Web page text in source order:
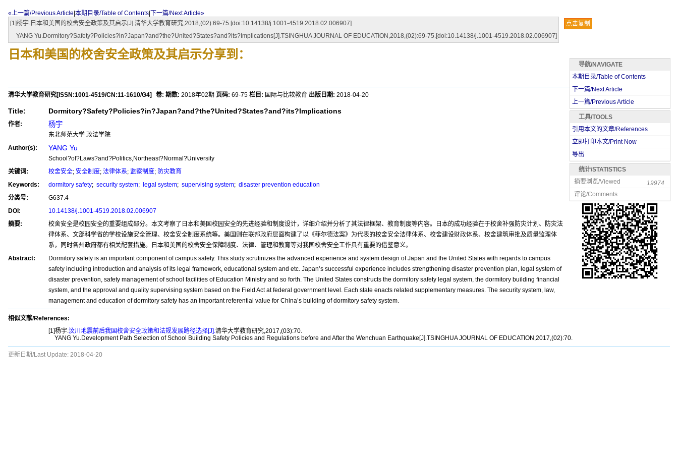
«上一篇/Previous Article 本期目录/Table of Contents
下一篇/Next Article»
[1]杨宇.日本和美国的校舍安全政策及其启示[J].清华大学教育研究,2018,(02):69-75.[doi:10.14138/j.1001-4519.2018.02.006907]
YANG Yu.Dormitory?Safety?Policies?in?Japan?and?the?United?States?and?its?Implications[J].TSINGHUA JOURNAL OF EDUCATION,2018,(02):69-75.[doi:10.14138/j.1001-4519.2018.02.006907]
点击复制
日本和美国的校舍安全政策及其启示分享到：
清华大学教育研究[ISSN:1001-4519/CN:11-1610/G4] 卷: 期数: 2018年02期 页码: 69-75 栏目: 国际与比较教育 出版日期: 2018-04-20
Title: Dormitory?Safety?Policies?in?Japan?and?the?United?States?and?its?Implications
作者: 杨宇
东北师范大学 政法学院
Author(s):
YANG Yu
School?of?Laws?and?Politics,Northeast?Normal?University
关键词:
校舍安全; 安全制度; 法律体系; 监察制度; 防灾教育
Keywords:
dormitory safety; security system; legal system; supervising system; disaster prevention education
分类号:
G637.4
DOI:
10.14138/j.1001-4519.2018.02.006907
摘要:
校舍安全是校园安全的重要组成部分。本文考察了日本和美国校园安全的先进经验和制度设计，详细介绍并分析了其法律框架、教育制度等内容。日本的成功经验在于校舍补强防灾计划、防灾法
律体系、文部科学省的学校设施安全管理、校舍安全制度系统等。美国则在联邦政府层面构建了以《菲尔德法案》为代表的校舍安全法律体系、校舍建设财政体系、校舍建筑审批及质量监理体
系，同时各州政府都有相关配套措施。日本和美国的校舍安全保障制度、法律、管理和教育等对我国校舍安全工作具有重要的借鉴意义。
Abstract:
Dormitory safety is an important component of campus safety. This study scrutinizes the advanced experience and system design of Japan and the United States with regards to campus
safety including introduction and analysis of its legal framework, educational system and etc. Japan’s successful experience includes strengthening disaster prevention plan, legal system of
disaster prevention, safety management of school facilities of Education Ministry and so forth. The United States constructs the dormitory safety legal system, the dormitory building financial
system, and the approval and quality supervising system based on the Field Act at federal government level. Each state enacts related supplementary measures. The security system, law,
management and education of dormitory safety has an important referential value for China’s building of dormitory safety system.
相似文献/References:
[1]杨宇.汶川地震前后我国校舍安全政策和法规发展路径选择[J].清华大学教育研究,2017,(03):70.
YANG Yu.Development Path Selection of School Building Safety Policies and Regulations before and After the Wenchuan Earthquake[J].TSINGHUA JOURNAL OF EDUCATION,2017,(02):70.
导航/NAVIGATE
本期目录/Table of Contents
下一篇/Next Article
上一篇/Previous Article
工具/TOOLS
引用本文的文章/References
立即打印本文/Print Now
导出
统计/STATISTICS
摘要浏览/Viewed
19974
评论/Comments
更新日期/Last Update: 2018-04-20